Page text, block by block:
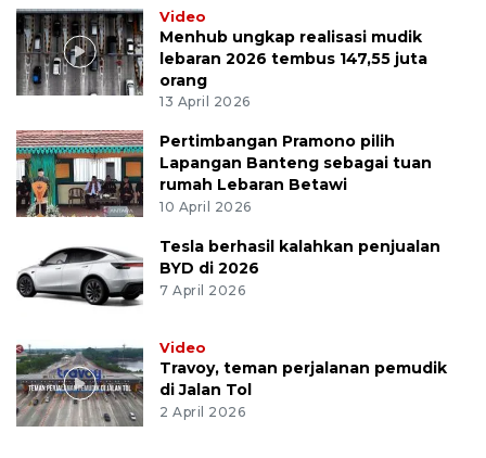
Video
Menhub ungkap realisasi mudik
lebaran 2026 tembus 147,55 juta
orang
13 April 2026
Pertimbangan Pramono pilih
Lapangan Banteng sebagai tuan
rumah Lebaran Betawi
10 April 2026
Tesla berhasil kalahkan penjualan
BYD di 2026
7 April 2026
Video
Travoy, teman perjalanan pemudik
di Jalan Tol
2 April 2026